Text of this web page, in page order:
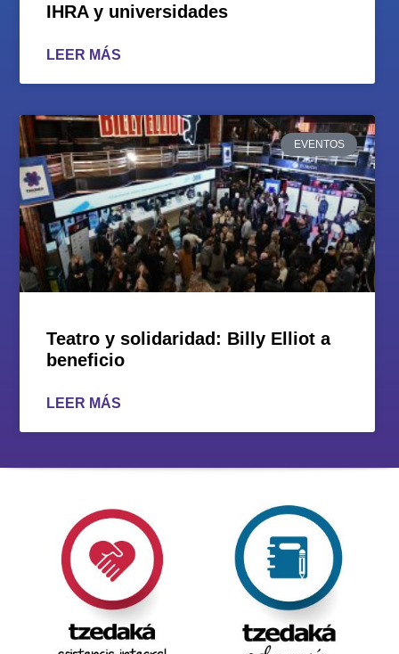
IHRA y universidades
LEER MÁS
EVENTOS
Teatro y solidaridad: Billy Elliot a
beneficio
LEER MÁS